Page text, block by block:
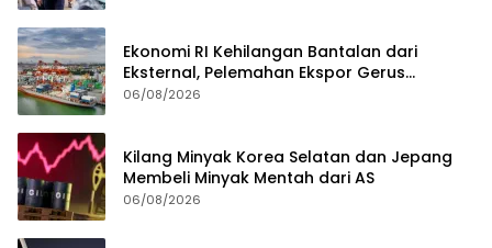
Ekonomi RI Kehilangan Bantalan dari
Eksternal, Pelemahan Ekspor Gerus
Pertumbuhan
06/08/2026
Kilang Minyak Korea Selatan dan Jepang
Membeli Minyak Mentah dari AS
06/08/2026